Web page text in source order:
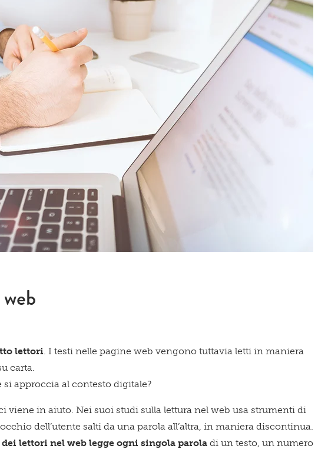
Acconsento a ricevere comunicazioni su novità, eventi e servizi
Confermo di aver preso visione dell'Informativa sul trattamento dei
lettori. I testi nelle pagine web vengono tuttavia letti in maniera
carta.
approccia al contesto digitale?
viene in aiuto. Nei suoi studi sulla lettura nel web usa strumenti di
dell’utente salti da una parola all’altra, in maniera discontinua.
dei lettori nel web legge ogni singola paroladi un testo, un numero